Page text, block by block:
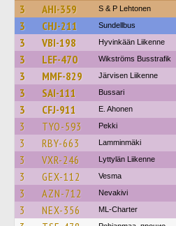
3 AHI-359 S & P Lehtonen
3 CHJ-211 Sundellbus
3 VBI-198 Hyvinkään Liikenne
3 LEF-470 Wikströms Busstrafik
3 MMF-829 Järvisen Liikenne
3 SAI-111 Bussari
3 CFJ-911 E. Ahonen
3 TYO-593 Pekki
3 RBY-663 Lamminmäki
3 VXR-246 Lyttylän Liikenne
3 GEX-112 Vesma
3 AZN-712 Nevakivi
3 NEX-356 ML-Charter